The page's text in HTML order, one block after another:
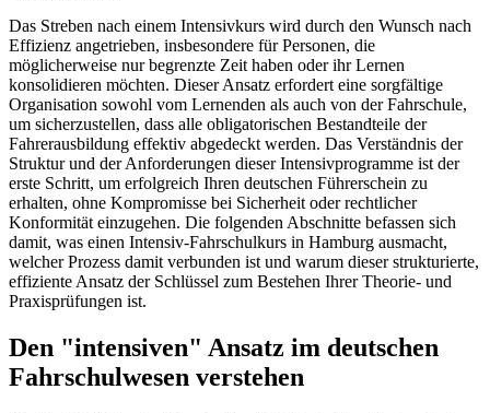
Das Streben nach einem Intensivkurs wird durch den Wunsch nach
Effizienz angetrieben, insbesondere für Personen, die
möglicherweise nur begrenzte Zeit haben oder ihr Lernen
konsolidieren möchten. Dieser Ansatz erfordert eine sorgfältige
Organisation sowohl vom Lernenden als auch von der Fahrschule,
um sicherzustellen, dass alle obligatorischen Bestandteile der
Fahrerausbildung effektiv abgedeckt werden. Das Verständnis der
Struktur und der Anforderungen dieser Intensivprogramme ist der
erste Schritt, um erfolgreich Ihren deutschen Führerschein zu
erhalten, ohne Kompromisse bei Sicherheit oder rechtlicher
Konformität einzugehen. Die folgenden Abschnitte befassen sich
damit, was einen Intensiv-Fahrschulkurs in Hamburg ausmacht,
welcher Prozess damit verbunden ist und warum dieser strukturierte,
effiziente Ansatz der Schlüssel zum Bestehen Ihrer Theorie- und
Praxisprüfungen ist.
Den "intensiven" Ansatz im deutschen
Fahrschulwesen verstehen